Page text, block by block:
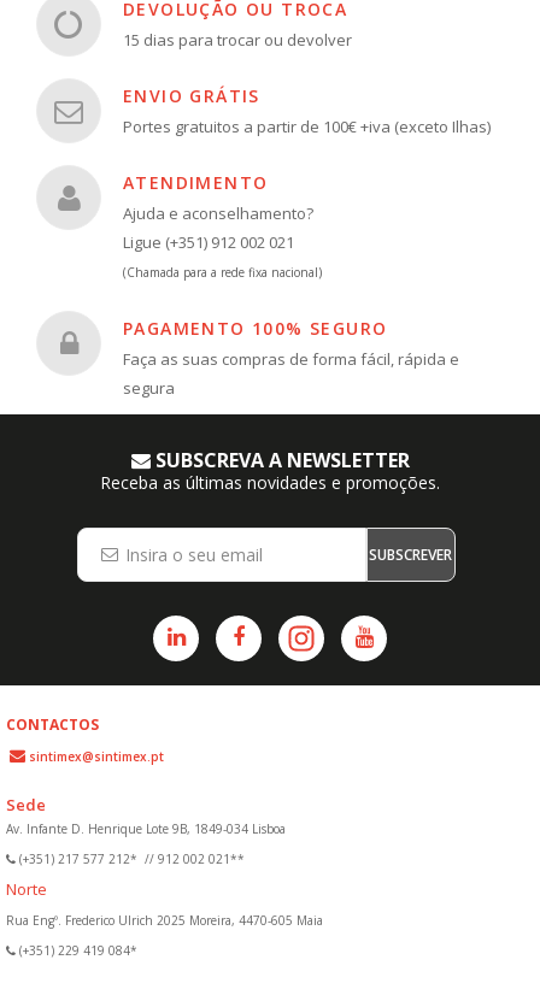
DEVOLUÇÃO OU TROCA
15 dias para trocar ou devolver
ENVIO GRÁTIS
Portes gratuitos a partir de 100€ +iva (exceto Ilhas)
ATENDIMENTO
Ajuda e aconselhamento?
Ligue (+351) 912 002 021
(Chamada para a rede fixa nacional)
PAGAMENTO 100% SEGURO
Faça as suas compras de forma fácil, rápida e
segura
SUBSCREVA A NEWSLETTER
Receba as últimas novidades e promoções.
SUBSCREVER
CONTACTOS
sintimex@sintimex.pt
Sede
Av. Infante D. Henrique Lote 9B, 1849-034 Lisboa
(+351) 217 577 212* // 912 002 021**
Norte
Rua Engº. Frederico Ulrich 2025 Moreira, 4470-605 Maia
(+351) 229 419 084*